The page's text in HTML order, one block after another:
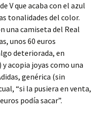
V que acaba con el azul
tonalidades del color.
una camiseta del Real
unos 60 euros
deteriorada, en
acopia joyas como una
genérica (sin
“si la pusiera en venta,
podía sacar”.